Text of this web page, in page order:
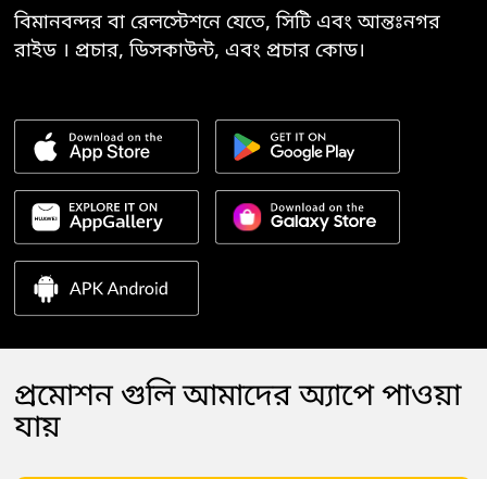
বিমানবন্দর বা রেলস্টেশনে যেতে, সিটি এবং আন্তঃনগর
রাইড । প্রচার, ডিসকাউন্ট, এবং প্রচার কোড।
প্রমোশন গুলি আমাদের অ্যাপে পাওয়া
যায়